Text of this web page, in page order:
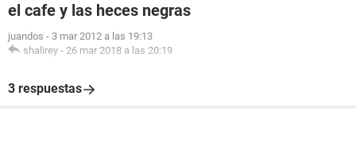
el cafe y las heces negras
juandos - 3 mar 2012 a las 19:13
shalirey - 26 mar 2018 a las 20:19
3 respuestas